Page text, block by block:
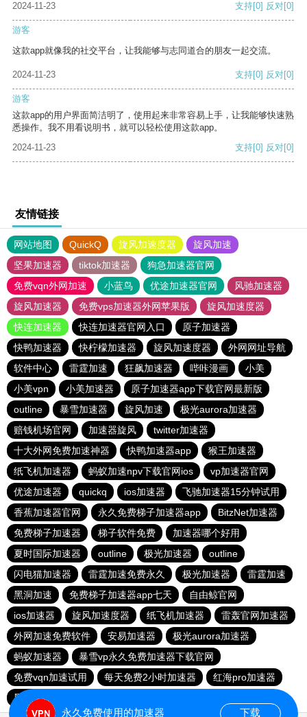
2024-11-23
支持[0] 反对[0]
游客
这款app就像我的社交平台，让我能够与志同道合的朋友一起交流。
2024-11-23 支持[0] 反对[0]
游客
这款app的用户界面简洁明了，使用起来非常容易上手，让我能够快速熟
悉操作。我不用看说明书，就可以轻松使用这款app。
2024-11-23
支持[0] 反对[0]
友情链接
网站地图 QuickQ 旋风加速度器
旋风加速
坚果加速器
tiktok加速器
狗急加速器官网
免费vqn外网加速
小蓝鸟 优途加速器官网
风驰加速器
旋风加速器
免费vps加速器外网苹果版
旋风加速度器
快连加速器
快连加速器官网入口
原子加速器
快鸭加速器
快柠檬加速器 旋风加速度器
外网网址导航
软件中心
雷霆加速 狂飙加速器 哔咔漫画
小美
小美vpn
小美加速器
原子加速器app下载官网最新版
outline
暴雪加速器 旋风加速
极光aurora加速器
赔钱机场官网
加速器旋风
twitter加速器
十大外网免费加速神器
快鸭加速器app
猴王加速器
纸飞机加速器
蚂蚁加速npv下载官网ios
vp加速器官网
优途加速器
quickq ios加速器
飞驰加速器15分钟试用
香蕉加速器官网
永久免费梯子加速器app
BitzNet加速器
免费梯子加速器
梯子软件免费
加速器哪个好用
夏时国际加速器
outline 极光加速器
outline
闪电猫加速器
雷霆加速免费永久 极光加速器
雷霆加速
黑洞加速
免费梯子加速器app七天
自由鲸官网
ios加速器
旋风加速度器 纸飞机加速器
雷轰官网加速器
外网加速免费软件
安易加速器
极光aurora加速器
蚂蚁加速器
暴雪vp永久免费加速器下载官网
免费vqn加速试用
每天免费2小时加速器
红海pro加速器
黑洞官网
永久免费使用的加速器 下载